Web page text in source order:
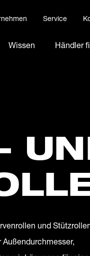
Service
Wissen Händler
und